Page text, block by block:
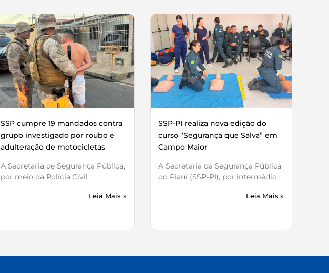
SSP cumpre 19 mandados contra
grupo investigado por roubo e
adulteração de motocicletas
A Secretaria de Segurança Pública,
por meio da Polícia Civil
Leia Mais »
SSP-PI realiza nova edição do
curso “Segurança que Salva” em
Campo Maior
A Secretaria da Segurança Pública
do Piauí (SSP-PI), por intermédio
Leia Mais »